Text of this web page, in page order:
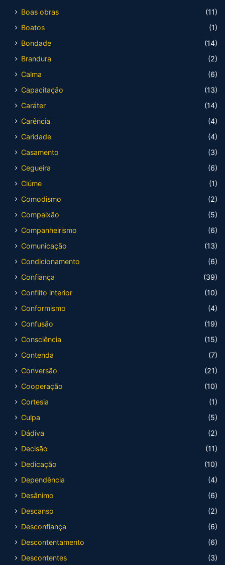
Boas obras
(11)
Boatos
(1)
Bondade
(14)
Brandura
(2)
Calma
(6)
Capacitação
(13)
Caráter
(14)
Carência
(4)
Caridade
(4)
Casamento
(3)
Cegueira
(6)
Ciúme
(1)
Comodismo
(2)
Compaixão
(5)
Companheirismo
(6)
Comunicação
(13)
Condicionamento
(6)
Confiança
(39)
Conflito interior
(10)
Conformismo
(4)
Confusão
(19)
Consciência
(15)
Contenda
(7)
Conversão
(21)
Cooperação
(10)
Cortesia
(1)
Culpa
(5)
Dádiva
(2)
Decisão
(11)
Dedicação
(10)
Dependência
(4)
Desânimo
(6)
Descanso
(2)
Desconfiança
(6)
Descontentamento
(6)
Descontentes
(3)